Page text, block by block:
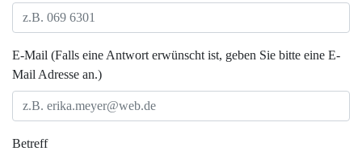
E-Mail (Falls eine Antwort erwünscht ist, geben Sie bitte eine E-
Mail Adresse an.)
Betreff